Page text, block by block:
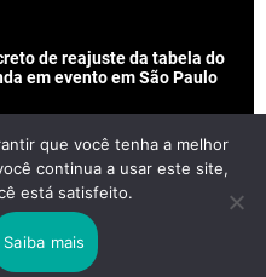
de reajuste da tabela do
em evento em São Paulo
financiam evento em
para Boulos
que você tenha a melhor
continua a usar este site,
está satisfeito.
Saiba mais